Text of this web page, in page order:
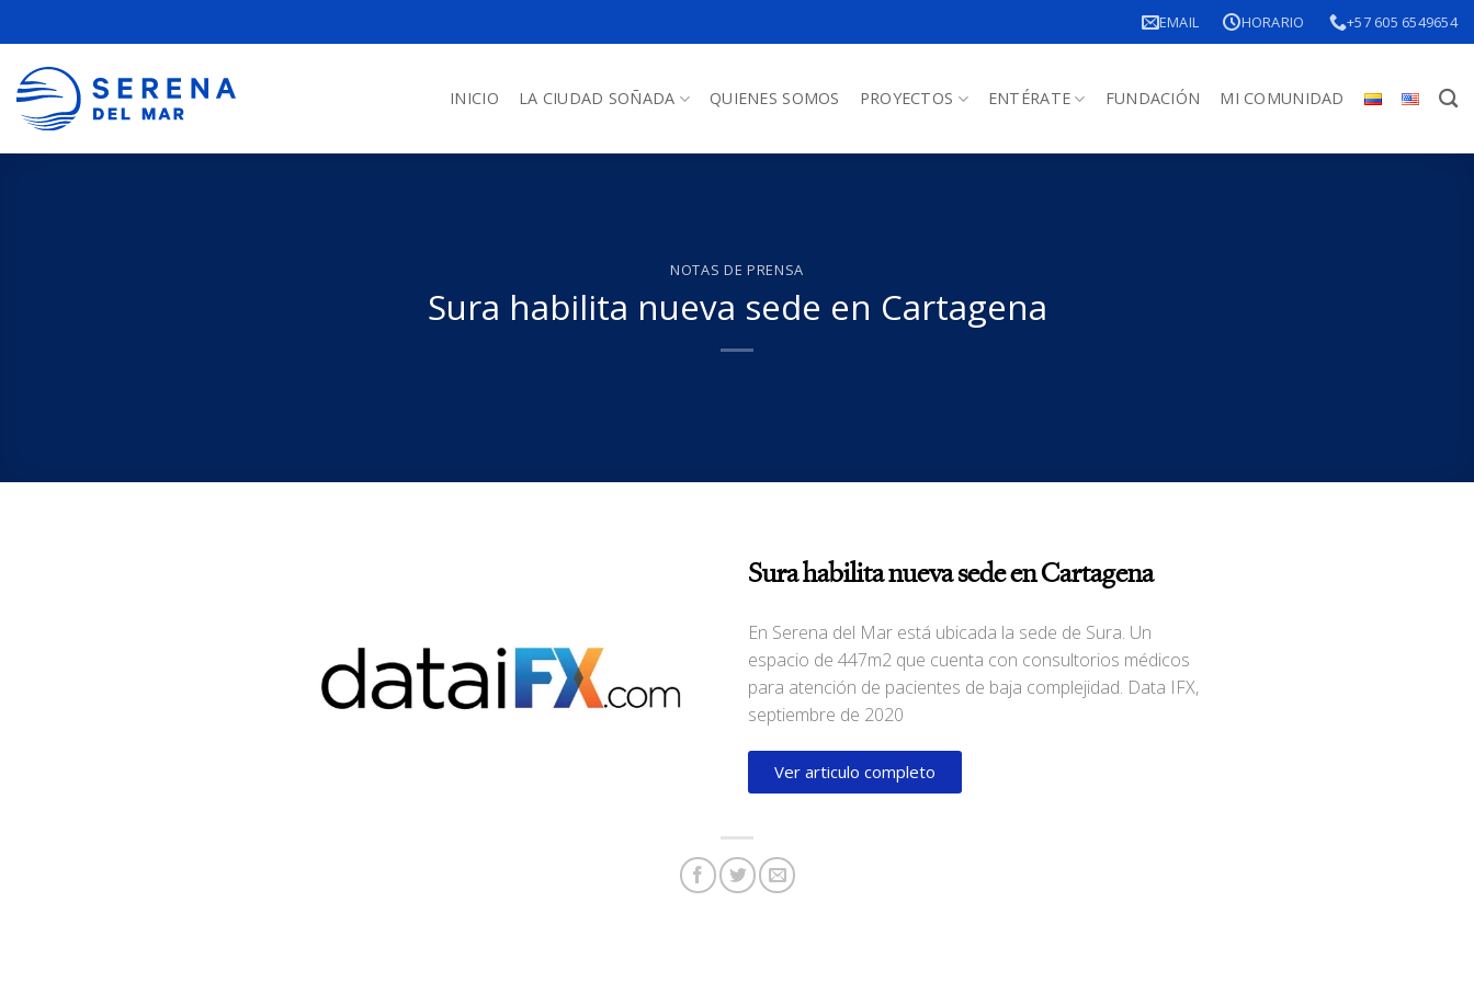
EMAIL HORARIO +57 605 6549654
INICIO LA CIUDAD SOÑADA QUIENES SOMOS PROYECTOS ENTÉRATE FUNDACIÓN MI COMUNIDAD
NOTAS DE PRENSA
Sura habilita nueva sede en Cartagena
Sura habilita nueva sede en Cartagena
En Serena del Mar está ubicada la sede de Sura. Un
espacio de 447m2 que cuenta con consultorios médicos
para atención de pacientes de baja complejidad. Data IFX,
septiembre de 2020
Ver articulo completo